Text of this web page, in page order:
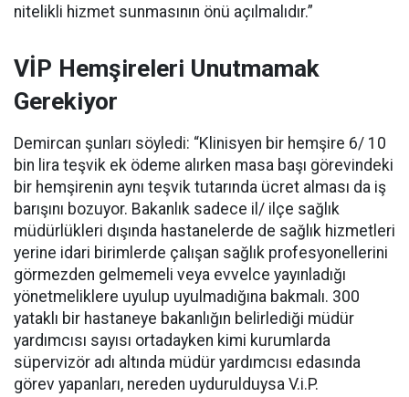
nitelikli hizmet sunmasının önü açılmalıdır.”
VİP Hemşireleri Unutmamak
Gerekiyor
Demircan şunları söyledi: “Klinisyen bir hemşire 6/ 10
bin lira teşvik ek ödeme alırken masa başı görevindeki
bir hemşirenin aynı teşvik tutarında ücret alması da iş
barışını bozuyor. Bakanlık sadece il/ ilçe sağlık
müdürlükleri dışında hastanelerde de sağlık hizmetleri
yerine idari birimlerde çalışan sağlık profesyonellerini
görmezden gelmemeli veya evvelce yayınladığı
yönetmeliklere uyulup uyulmadığına bakmalı. 300
yataklı bir hastaneye bakanlığın belirlediği müdür
yardımcısı sayısı ortadayken kimi kurumlarda
süpervizör adı altında müdür yardımcısı edasında
görev yapanları, nereden uydurulduysa V.i.P.